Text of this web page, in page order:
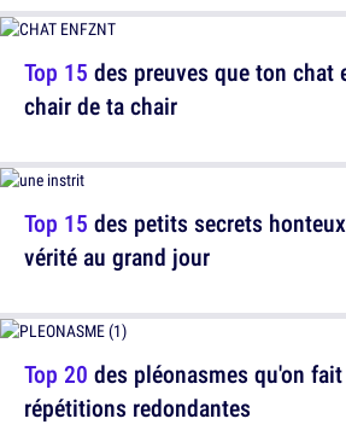
Top 15 des preuves que ton chat
chair de ta chair
Top 20 des pléonasmes qu'on
répétitions redondantes
Top 15 des petits secrets
vérité au grand jour